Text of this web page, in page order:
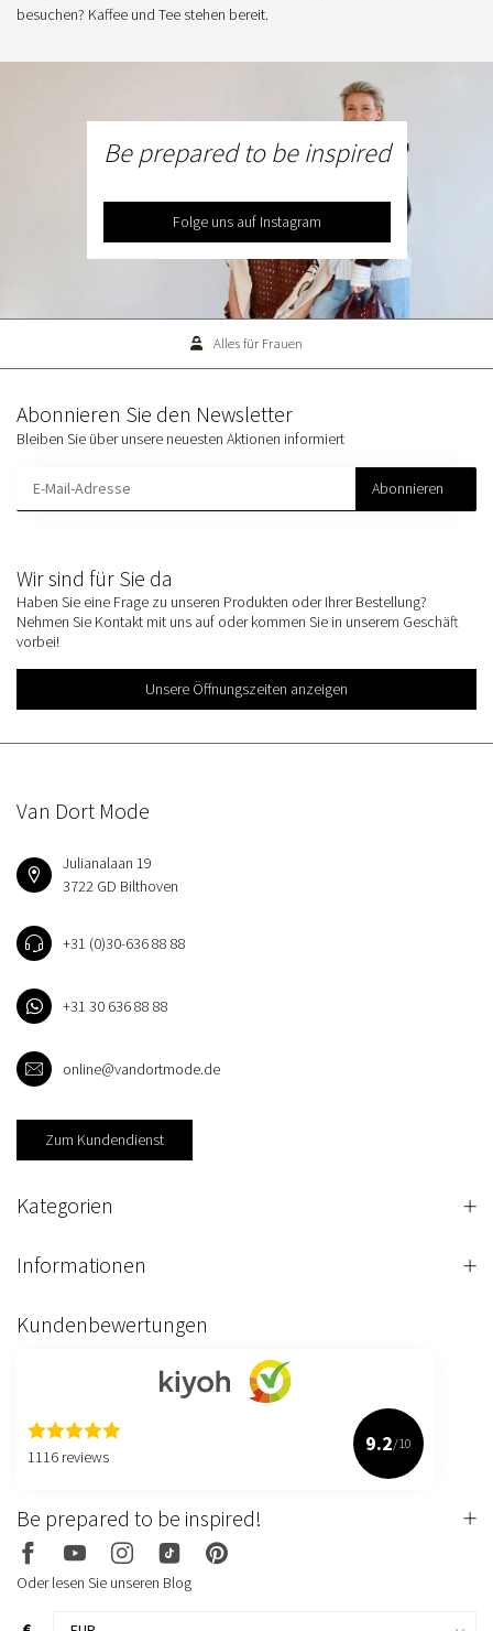
besuchen? Kaffee und Tee stehen bereit.
Be prepared to be inspired
Folge uns auf Instagram
Alles für Frauen
Wir sind für Sie da
Haben Sie eine Frage zu unseren Produkten oder Ihrer Bestellung?
Nehmen Sie Kontakt mit uns auf oder kommen Sie in unserem Geschäft
vorbei!
Unsere Öffnungszeiten anzeigen
Abonnieren Sie den Newsletter
Bleiben Sie über unsere neuesten Aktionen informiert
Abonnieren
Van Dort Mode
Julianalaan 19
3722 GD Bilthoven
+31 (0)30-636 88 88
+31 30 636 88 88
online@vandortmode.de
Zum Kundendienst
Kategorien
Informationen
Kundenbewertungen
1116 reviews
9.2/10
Be prepared to be inspired!
Oder lesen Sie unseren Blog